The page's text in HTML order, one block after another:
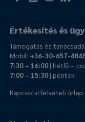
Értékesítés és
Támogatás és
Mobil: +36-30-657-
7:30 – 16:00| hétfő –
7:00 – 15:30| péntek
Kapcsolatfelvételi űrlap